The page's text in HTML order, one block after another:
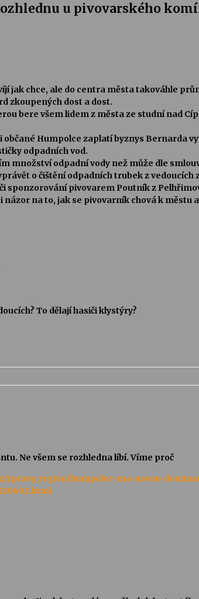
u pivovarského
jak chce, ale do centra města takováhle
zkoupených dost a dost.
bere všem lidem z města ze studní nad
občané Humpolce zaplatí byznys Bernarda
odpadních vod.
množství odpadní vody než může dle
o čištění odpadních trubek z vedoucích
sponzorování pivovarem Poutník z
názor na to, jak se pivovarník chová k městu
To dělají hasiči klystýry?
Ne všem se rozhledna líbí. Víme proč
zpravy_region/humpolec-ma-novou-